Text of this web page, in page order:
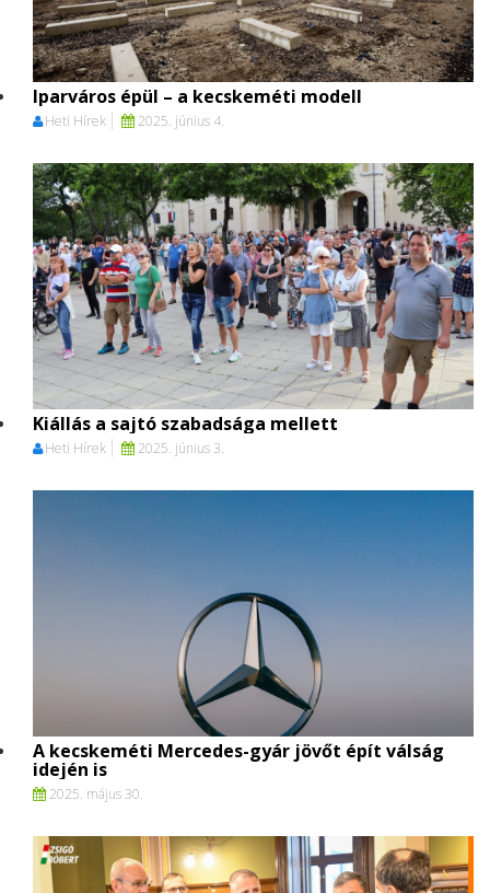
Iparváros épül – a kecskeméti modell
Heti Hírek 2025. június 4.
Kiállás a sajtó szabadsága mellett
Heti Hírek 2025. június 3.
A kecskeméti Mercedes-gyár jövőt épít válság
idején is
2025. május 30.